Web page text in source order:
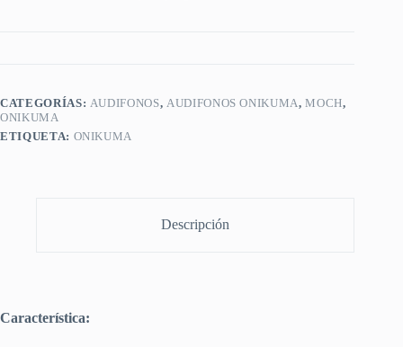
CATEGORÍAS: AUDIFONOS, AUDIFONOS ONIKUMA,MOCH,
ONIKUMA
ETIQUETA: ONIKUMA
Descripción
Característica: